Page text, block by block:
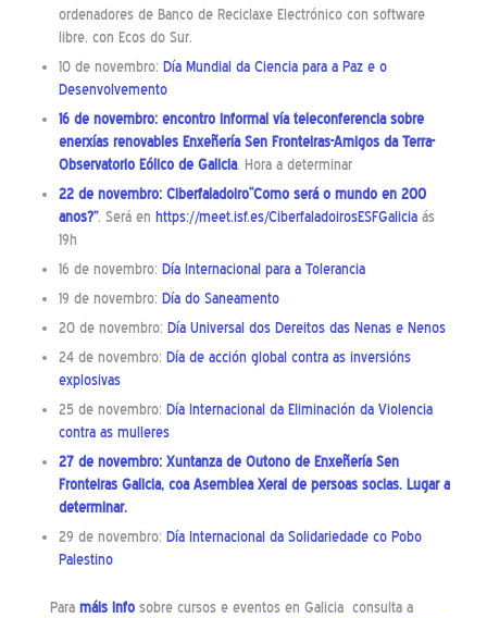
ordenadores de Banco de Reciclaxe Electrónico con software
libre, con Ecos do Sur.
10 de novembro: Día Mundial da Ciencia para a Paz e o
Desenvolvemento
16 de novembro: encontro informal vía teleconferencia sobre
enerxías renovables Enxeñería Sen Fronteiras-Amigos da Terra-
Observatorio Eólico de Galicia. Hora a determinar
22 de novembro: Ciberfaladoiro“Como será o mundo en 200
anos?”. Será en https://meet.isf.es/CiberfaladoirosESFGaliciaás
19h
16 de novembro: Día Internacional para a Tolerancia
19 de novembro: Día do Saneamento
20 de novembro: Día Universal dos Dereitos das Nenas e Nenos
24 de novembro: Día de acción global contra as inversións
explosivas
25 de novembro: Día Internacional da Eliminación da Violencia
contra as mulleres
27 de novembro: Xuntanza de Outono de Enxeñería Sen
Fronteiras Galicia, coa Asemblea Xeral de persoas socias. Lugar a
determinar.
29 de novembro: Día Internacional da Solidariedade co Pobo
Palestino
Para máis infosobre cursos e eventos en Galicia consulta a